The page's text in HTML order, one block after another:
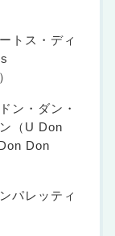
トス・ディ
ン・ダン・
（U Don
Don
パレッティ